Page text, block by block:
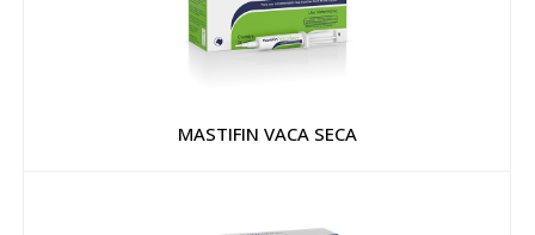
MASTIFIN VACA SECA